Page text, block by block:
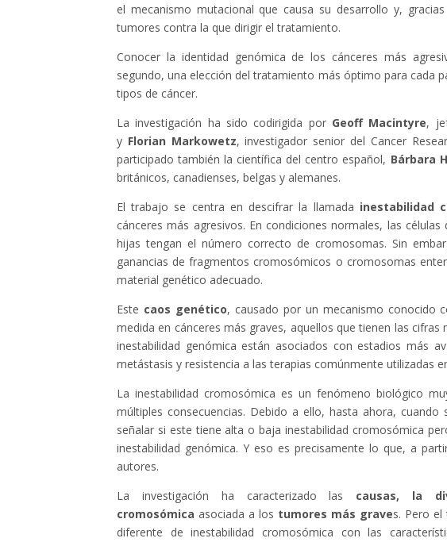
el mecanismo mutacional que causa su desarrollo y,
tumores contra la que dirigir el tratamiento.
Conocer la identidad genómica de los cánceres más
segundo, una elección del tratamiento más óptimo para cada
tipos de cáncer.
La investigación ha sido codirigida por Geoff Macintyre,
y Florian Markowetz, investigador senior del Cancer
participado también la científica del centro español, Bárbara
británicos, canadienses, belgas y alemanes.
El trabajo se centra en descifrar la llamada inestabilidad
cánceres más agresivos. En condiciones normales, las
hijas tengan el número correcto de cromosomas. Sin
ganancias de fragmentos cromosómicos o cromosomas
material genético adecuado.
Este caos genético, causado por un mecanismo conocido
medida en cánceres más graves, aquellos que tienen las
inestabilidad genómica están asociados con estadios más
metástasis y resistencia a las terapias comúnmente utilizadas
La inestabilidad cromosómica es un fenómeno biológico
múltiples consecuencias. Debido a ello, hasta ahora,
señalar si este tiene alta o baja inestabilidad cromosómica
inestabilidad genómica. Y eso es precisamente lo que, a
autores.
La investigación ha caracterizado las causas, la
cromosómica asociada a los tumores más graves. Pero
diferente de inestabilidad cromosómica con las